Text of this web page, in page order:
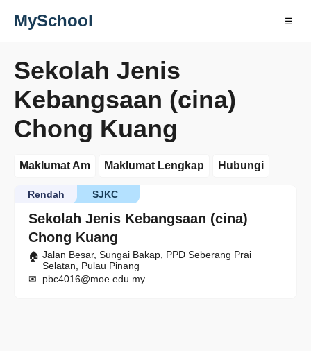
MySchool ☰
Sekolah Jenis
Kebangsaan (cina)
Chong Kuang
Maklumat Am Maklumat Lengkap Hubungi
Sekolah Jenis Kebangsaan (cina)
Chong Kuang
SJKC
Rendah
Jalan Besar, Sungai Bakap, PPD Seberang Prai
Selatan, Pulau Pinang
pbc4016@moe.edu.my